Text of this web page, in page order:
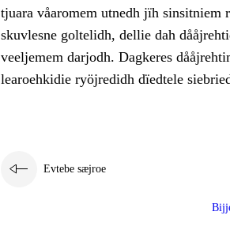
tjuara våaromem utnedh jïh sinsitniem
skuvlesne goltelidh, dellie dah
veeljemem darjodh. Dagkeres
learoehkidie ryöjredidh dïedtele
Evtebe sæjroe